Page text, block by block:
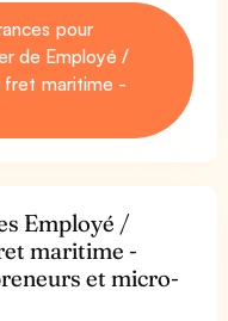
pour
de Employé /
fret maritime -
Employé /
maritime -
et micro-